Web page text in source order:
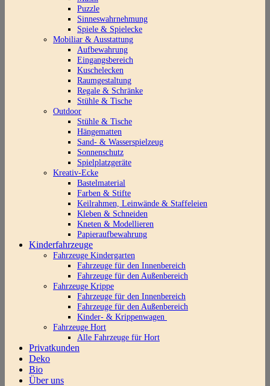
Puzzle
Sinneswahrnehmung
Spiele & Spielecke
Mobiliar & Ausstattung
Aufbewahrung
Eingangsbereich
Kuschelecken
Raumgestaltung
Regale & Schränke
Stühle & Tische
Outdoor
Stühle & Tische
Hängematten
Sand- & Wasserspielzeug
Sonnenschutz
Spielplatzgeräte
Kreativ-Ecke
Bastelmaterial
Farben & Stifte
Keilrahmen, Leinwände & Staffeleien
Kleben & Schneiden
Kneten & Modellieren
Papieraufbewahrung
Kinderfahrzeuge
Fahrzeuge Kindergarten
Fahrzeuge für den Innenbereich
Fahrzeuge für den Außenbereich
Fahrzeuge Krippe
Fahrzeuge für den Innenbereich
Fahrzeuge für den Außenbereich
Kinder- & Krippenwagen
Fahrzeuge Hort
Alle Fahrzeuge für Hort
Privatkunden
Deko
Bio
Über uns